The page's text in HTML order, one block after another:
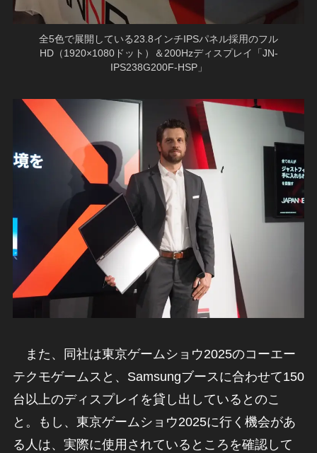
全5色で展開している23.8インチIPSパネル採用のフル
HD（1920×1080ドット）＆200Hzディスプレイ「JN-
IPS238G200F-HSP」
また、同社は東京ゲームショウ2025のコーエー
テクモゲームスと、Samsungブースに合わせて150
台以上のディスプレイを貸し出しているとのこ
と。もし、東京ゲームショウ2025に行く機会があ
る人は、実際に使用されているところを確認して